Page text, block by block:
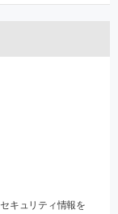
キュリティ情報を